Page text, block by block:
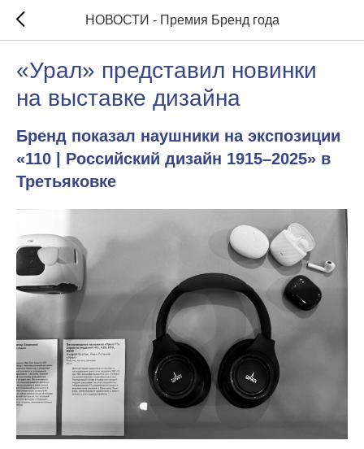
НОВОСТИ - Премия Бренд года
«Урал» представил новинки
на выставке дизайна
Бренд показал наушники на экспозиции
«110 | Российский дизайн 1915–2025» в
Третьяковке